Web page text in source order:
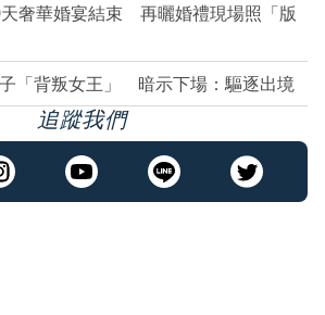
奢華婚宴結束 再曬婚禮現場照「版
「背叛女王」 暗示下場：驅逐出境
追蹤我們